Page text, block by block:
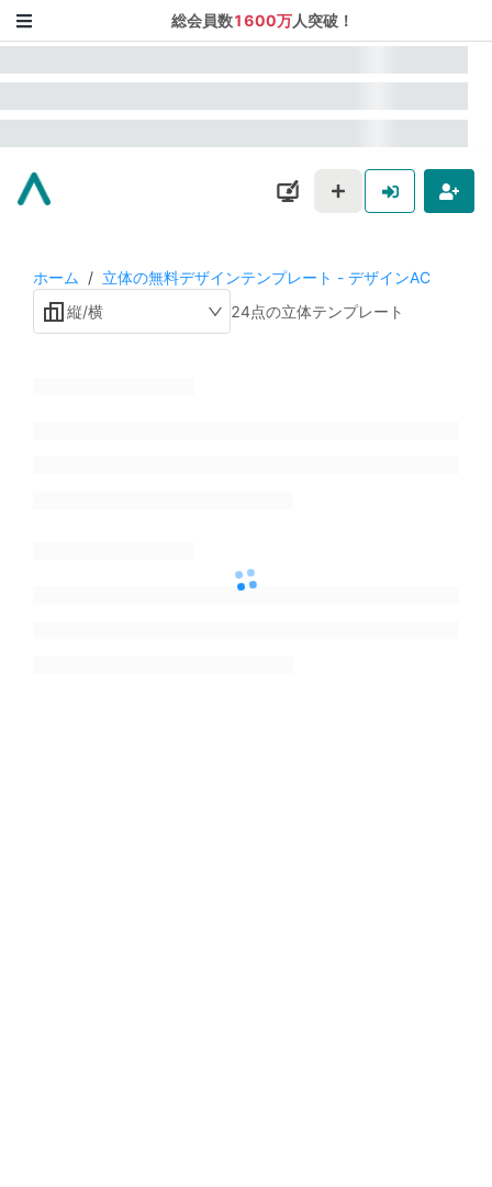
総会員数1600万人突破！
ホーム / 立体の無料デザインテンプレート - デザインAC
縦/横
24点の立体テンプレート